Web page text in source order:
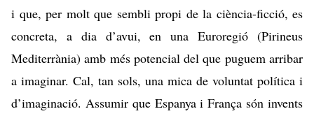
i que, per molt que sembli propi de la ciència-ficció, es
concreta, a dia d’avui, en una Euroregió (Pirineus
Mediterrània) amb més potencial del que puguem arribar
a imaginar. Cal, tan sols, una mica de voluntat política i
d’imaginació. Assumir que Espanya i França són invents